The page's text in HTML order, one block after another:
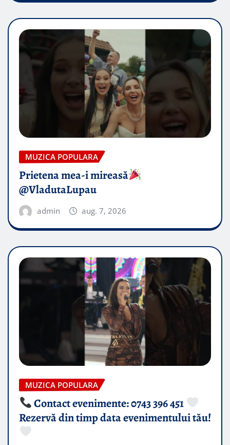
MUZICA POPULARA
Prietena mea-i mireasă​
@VladutaLupau
admin aug. 7, 2026
MUZICA POPULARA
Contact evenimente: 0743 396 451
Rezervă din timp data evenimentului tău!